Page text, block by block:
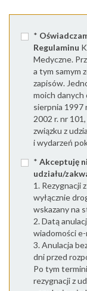
*
Regulaminu
Medyczne.
a tym samym
zapisów.
moich danych
sierpnia 1997
2002 r. nr
związku z
i wydarzeń
*Akceptuję
udziału/
1. Rezygnacji
wyłącznie
wskazany na
2. Datą
wiadomości
3. Anulacja
dni przed
Po tym
rezygnacji z